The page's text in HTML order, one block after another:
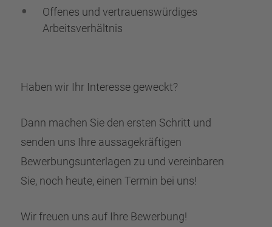
Offenes und vertrauenswürdiges
Arbeitsverhältnis
Haben wir Ihr Interesse geweckt?
Dann machen Sie den ersten Schritt und
senden uns Ihre aussagekräftigen
Bewerbungsunterlagen zu und vereinbaren
Sie, noch heute, einen Termin bei uns!
Wir freuen uns auf Ihre Bewerbung!